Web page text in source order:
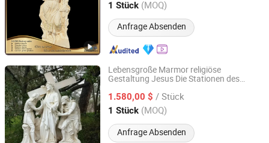
1 Stück (MOQ)
Anfrage Absenden
Tianjin, China Seit 2021
Lebensgroße Marmor religiöse
Gestaltung Jesus Die Stationen des
1.580,00 $ / Stück
1 Stück (MOQ)
Anfrage Absenden
Aongking Technology Hebei Co., Ltd.
Hebei, China Seit 2021